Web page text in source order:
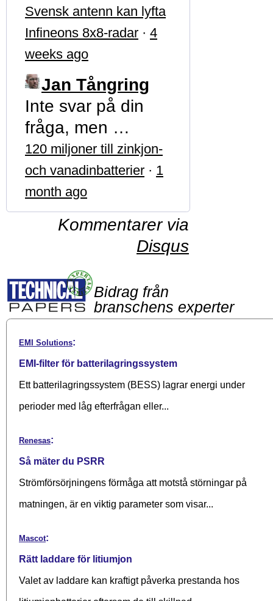
Svensk antenn kan lyfta
Infineons 8x8-radar · 4
weeks ago
Jan Tångring
Inte svar på din
fråga, men …
120 miljoner till zinkjon-
och vanadinbatterier · 1
month ago
Kommentarer via
Disqus
Bidrag från
branschens experter
EMI Solutions:
EMI-filter för batterilagringssystem
Ett batterilagringssystem (BESS) lagrar energi under
perioder med låg efterfrågan eller...
Renesas:
Så mäter du PSRR
Strömförsörjningens förmåga att motstå störningar på
matningen, är en viktig parameter som visar...
Mascot:
Rätt laddare för litiumjon
Valet av laddare kan kraftigt påverka prestanda hos